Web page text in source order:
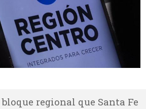
regional que Santa Fe